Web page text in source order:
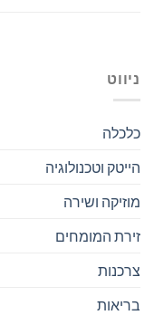
ניווט
כלכלה
הייטק וטכנולוגיה
מוזיקה ושירה
זירת המומחים
צרכנות
בריאות